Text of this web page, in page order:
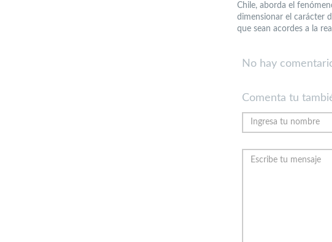
Chile, aborda el
dimensionar el carácter
que sean acordes a la
No hay
Comenta tu